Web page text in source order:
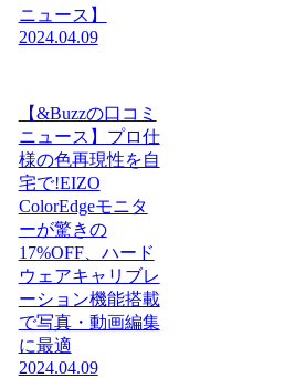
ニュース】
2024.04.09
【&Buzzの口コミ
ニュース】プロ仕
様の色再現性を自
宅で!EIZO
ColorEdgeモニタ
ーが驚きの
17%OFF、ハード
ウェアキャリブレ
ーション機能搭載
で写真・動画編集
に最適
2024.04.09